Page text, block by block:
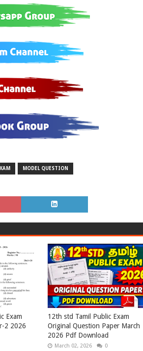
MODEL QUESTION
Exam
2 2026
12th std Tamil Public Exam
Original Question Paper March
2026 Pdf Download
March 02, 2026 0